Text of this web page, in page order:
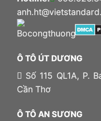
Ô TÔ ÚT DƯƠNG
Số 115 QL1A, P.
Cần Thơ
Ô TÔ AN SƯƠNG